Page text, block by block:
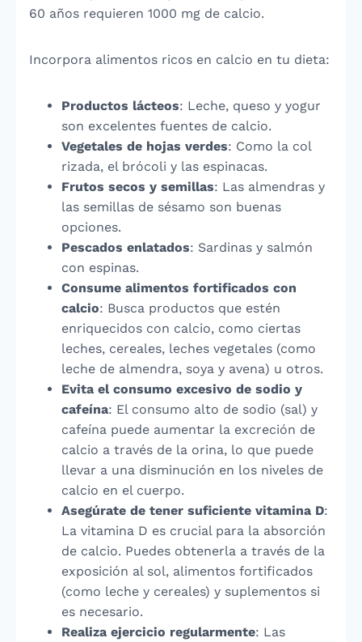
60 años requieren 1000 mg de calcio.
Incorpora alimentos ricos en calcio en tu dieta:
Productos lácteos: Leche, queso y yogur
son excelentes fuentes de calcio.
Vegetales de hojas verdes: Como la col
rizada, el brócoli y las espinacas.
Frutos secos y semillas: Las almendras y
las semillas de sésamo son buenas
opciones.
Pescados enlatados: Sardinas y salmón
con espinas.
Consume alimentos fortificados con
calcio: Busca productos que estén
enriquecidos con calcio, como ciertas
leches, cereales, leches vegetales (como
leche de almendra, soya y avena) u otros.
Evita el consumo excesivo de sodio y
cafeína: El consumo alto de sodio (sal) y
cafeína puede aumentar la excreción de
calcio a través de la orina, lo que puede
llevar a una disminución en los niveles de
calcio en el cuerpo.
Asegúrate de tener suficiente vitamina D:
La vitamina D es crucial para la absorción
de calcio. Puedes obtenerla a través de la
exposición al sol, alimentos fortificados
(como leche y cereales) y suplementos si
es necesario.
Realiza ejercicio regularmente: Las